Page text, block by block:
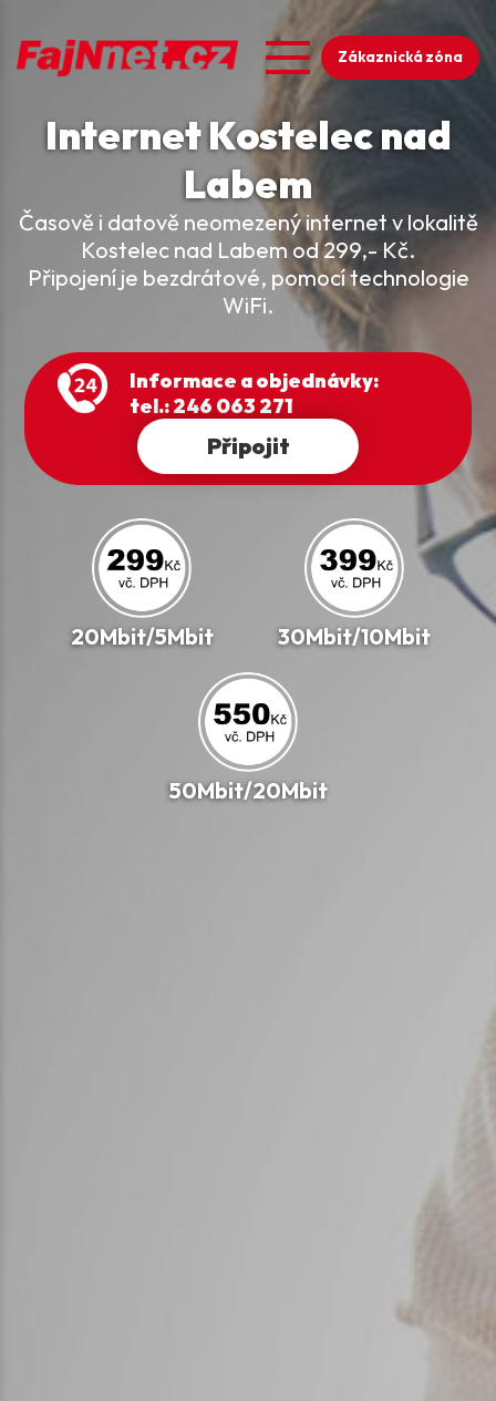
main
content
Main
navigation
Zákaznická zóna
Internet Kostelec nad
Labem
Časově i datově neomezený internet v lokalitě
Kostelec nad Labem od 299,- Kč.
Připojení je bezdrátové, pomocí technologie
WiFi.
Informace a objednávky:
tel.: 246 063 271
Připojit
20Mbit/5Mbit 30Mbit/10Mbit
50Mbit/20Mbit